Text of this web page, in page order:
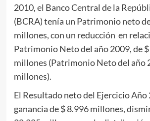
2010, el Banco Central de la
(BCRA) tenía un Patrimonio neto
millones, con un reducción en
Patrimonio Neto del año 2009, de
millones (Patrimonio Neto del año
millones).
El Resultado neto del Ejercicio Año
ganancia de $ 8.996 millones,